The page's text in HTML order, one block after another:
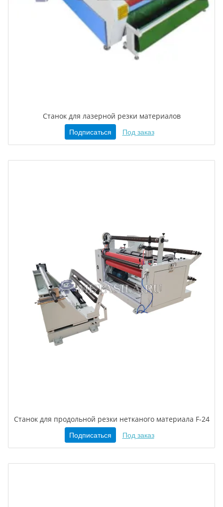
Станок для лазерной резки материалов
Подписаться Под заказ
Станок для продольной резки нетканого материала F-24
Подписаться Под заказ